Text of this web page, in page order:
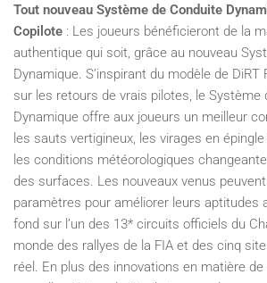
Tout nouveau Système de Conduite
Copilote : Les joueurs bénéficieront de la
authentique qui soit, grâce au nouveau
Dynamique. S’inspirant du modèle de DiRT
sur les retours de vrais pilotes, le Système
Dynamique offre aux joueurs un meilleur
les sauts vertigineux, les virages en
les conditions météorologiques
des surfaces. Les nouveaux venus
paramètres pour améliorer leurs aptitudes
fond sur l’un des 13* circuits officiels du
monde des rallyes de la FIA et des cinq
réel. En plus des innovations en matière